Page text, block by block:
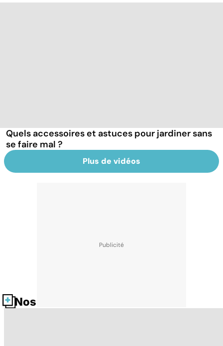
Quels accessoires et astuces pour jardiner sans
se faire mal ?
Plus de vidéos
Nos fiches santé